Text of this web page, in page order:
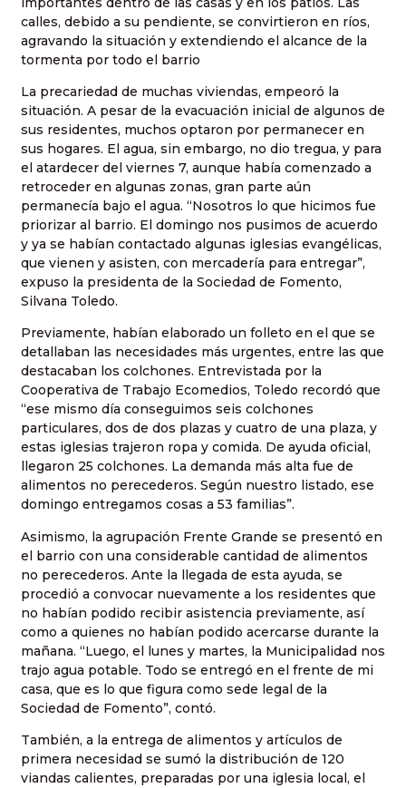
calles, debido a su pendiente, se convirtieron en ríos,
agravando la situación y extendiendo el alcance de la
tormenta por todo el barrio
La precariedad de muchas viviendas, empeoró la
situación. A pesar de la evacuación inicial de algunos de
sus residentes, muchos optaron por permanecer en
sus hogares. El agua, sin embargo, no dio tregua, y para
el atardecer del viernes 7, aunque había comenzado a
retroceder en algunas zonas, gran parte aún
permanecía bajo el agua. “Nosotros lo que hicimos fue
priorizar al barrio. El domingo nos pusimos de acuerdo
y ya se habían contactado algunas iglesias evangélicas,
que vienen y asisten, con mercadería para entregar”,
expuso la presidenta de la Sociedad de Fomento,
Silvana Toledo.
Previamente, habían elaborado un folleto en el que se
detallaban las necesidades más urgentes, entre las que
destacaban los colchones. Entrevistada por la
Cooperativa de Trabajo Ecomedios, Toledo recordó que
“ese mismo día conseguimos seis colchones
particulares, dos de dos plazas y cuatro de una plaza, y
estas iglesias trajeron ropa y comida. De ayuda oficial,
llegaron 25 colchones. La demanda más alta fue de
alimentos no perecederos. Según nuestro listado, ese
domingo entregamos cosas a 53 familias”.
Asimismo, la agrupación Frente Grande se presentó en
el barrio con una considerable cantidad de alimentos
no perecederos. Ante la llegada de esta ayuda, se
procedió a convocar nuevamente a los residentes que
no habían podido recibir asistencia previamente, así
como a quienes no habían podido acercarse durante la
mañana. “Luego, el lunes y martes, la Municipalidad nos
trajo agua potable. Todo se entregó en el frente de mi
casa, que es lo que figura como sede legal de la
Sociedad de Fomento”, contó.
También, a la entrega de alimentos y artículos de
primera necesidad se sumó la distribución de 120
viandas calientes, preparadas por una iglesia local, el